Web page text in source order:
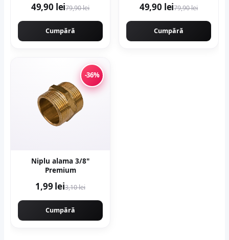
mata rectificata aspect
49,90 lei79,90 lei
Cumpără
rectificata aspect
49,90 lei79,90 lei
Cumpără
-36%
Niplu alama 3/8"
Premium
1,99 lei3,10 lei
Cumpără